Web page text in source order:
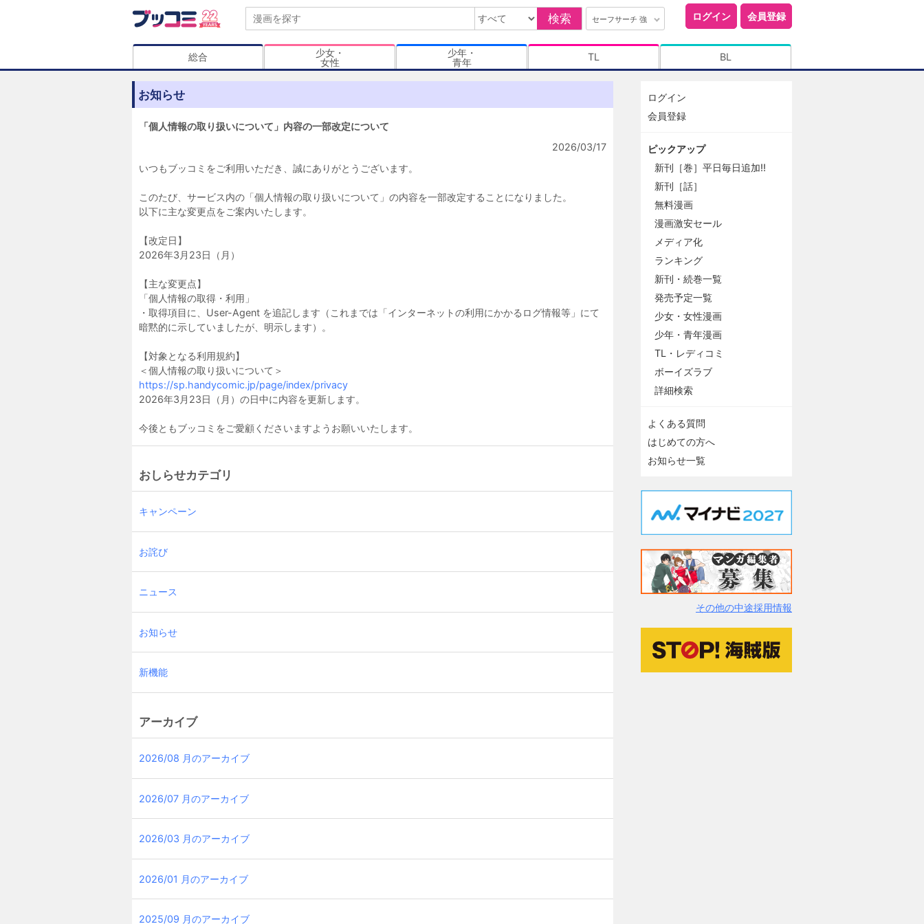
検索 セーフサーチ 強 ログイン 会員登録
総合
少女・
女性
少年・
青年
TL BL
お知らせ
「個人情報の取り扱いについて」内容の一部改定について
2026/03/17
いつもブッコミをご利用いただき、誠にありがとうございます。
このたび、サービス内の「個人情報の取り扱いについて」の内容を一部改定することになりました。
以下に主な変更点をご案内いたします。
【改定日】
2026年3月23日（月）
【主な変更点】
「個人情報の取得・利用」
・取得項目に、User-Agent を追記します（これまでは「インターネットの利用にかかるログ情報等」にて
暗黙的に示していましたが、明示します）。
【対象となる利用規約】
＜個人情報の取り扱いについて＞
https://sp.handycomic.jp/page/index/privacy
2026年3月23日（月）の日中に内容を更新します。
今後ともブッコミをご愛顧くださいますようお願いいたします。
おしらせカテゴリ
キャンペーン
お詫び
ニュース
お知らせ
新機能
アーカイブ
2026/08 月のアーカイブ
2026/07 月のアーカイブ
2026/03 月のアーカイブ
2026/01 月のアーカイブ
2025/09 月のアーカイブ
ログイン
会員登録
ピックアップ
新刊［巻］平日毎日追加!!
新刊［話］
無料漫画
漫画激安セール
メディア化
ランキング
新刊・続巻一覧
発売予定一覧
少女・女性漫画
少年・青年漫画
TL・レディコミ
ボーイズラブ
詳細検索
よくある質問
はじめての方へ
お知らせ一覧
その他の中途採用情報